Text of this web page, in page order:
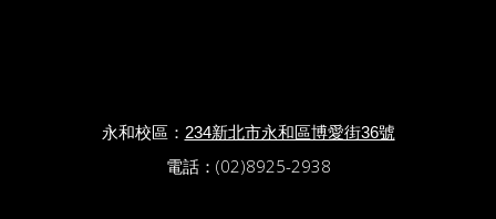
永和校區： 234新北市永和區博愛街36號
電話：(02)8925-2938